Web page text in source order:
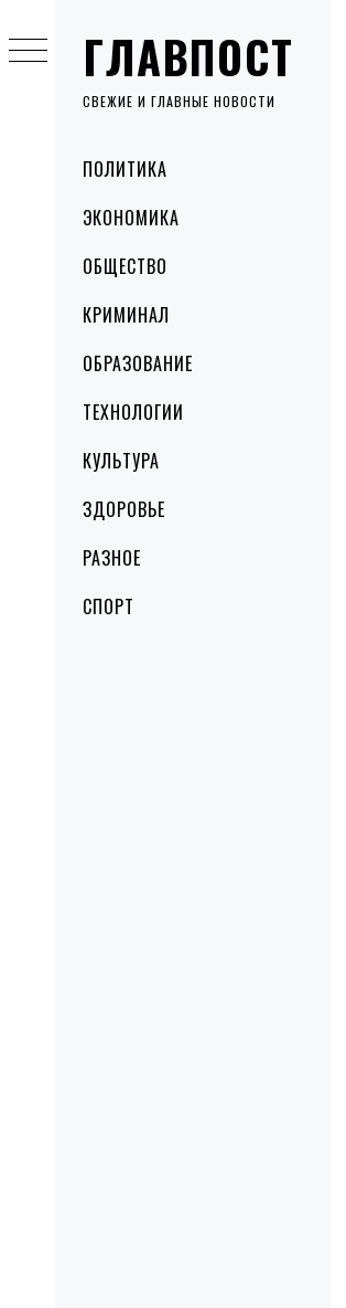
ГЛАВПОСТ
СВЕЖИЕ И ГЛАВНЫЕ НОВОСТИ
MenuПОЛИТИКА
ЭКОНОМИКА
ОБЩЕСТВО
КРИМИНАЛ
ОБРАЗОВАНИЕ
ТЕХНОЛОГИИ
КУЛЬТУРА
ЗДОРОВЬЕ
РАЗНОЕ
СПОРТ
to
content